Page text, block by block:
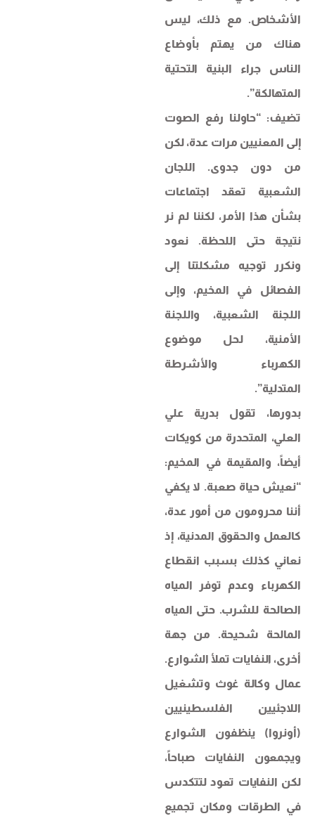
الأشخاص. مع ذلك، ليس
هناك من يهتم بأوضاع
الناس جراء البنية التحتية
المتهالكة”.
تضيف: “حاولنا رفع الصوت
إلى المعنيين مرات عدة، لكن
من دون جدوى. اللجان
الشعبية تعقد اجتماعات
بشأن هذا الأمر، لكننا لم نر
نتيجة حتى اللحظة. نعود
ونكرر توجيه مشكلتنا إلى
الفصائل في المخيم، وإلى
اللجنة الشعبية، واللجنة
الأمنية، لحل موضوع
الكهرباء والأشرطة
المتدلية”.
بدورها، تقول بدرية علي
العلي، المتحدرة من كويكات
أيضاً، والمقيمة في المخيم:
“نعيش حياة صعبة. لا يكفي
أننا محرومون من أمور عدة،
كالعمل والحقوق المدنية، إذ
نعاني كذلك بسبب انقطاع
الكهرباء وعدم توفر المياه
الصالحة للشرب. حتى المياه
المالحة شحيحة. من جهة
أخرى، النفايات تملأ الشوارع.
عمال وكالة غوث وتشغيل
اللاجئيين الفلسطينيين
(أونروا) ينظفون الشوارع
ويجمعون النفايات صباحاً،
لكن النفايات تعود لتتكدس
في الطرقات ومكان تجميع